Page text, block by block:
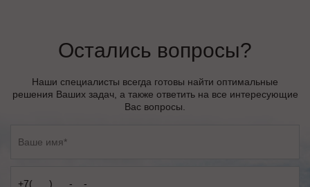
Остались вопросы?
Наши специалисты всегда готовы найти оптимальные
решения Ваших задач, а также ответить на все интересующие
Вас вопросы.